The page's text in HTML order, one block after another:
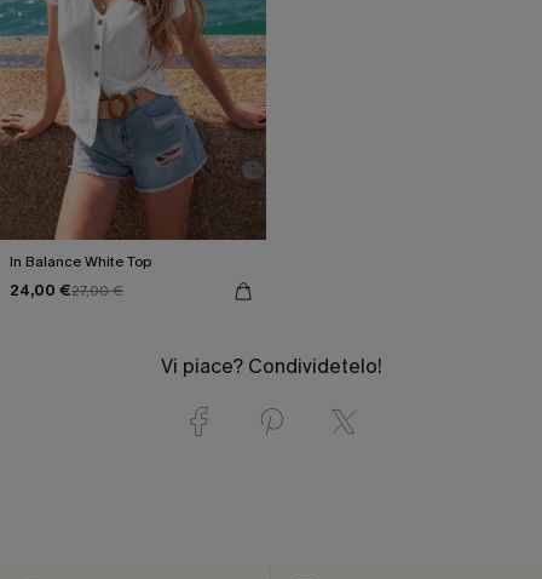
In Balance White Top
24,00 €27,00 €
Vi piace? Condividetelo!